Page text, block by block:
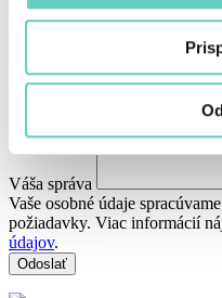
Váš Email
Váša správa
Vaše osobné údaje
požiadavky. Viac informácií
údajov.